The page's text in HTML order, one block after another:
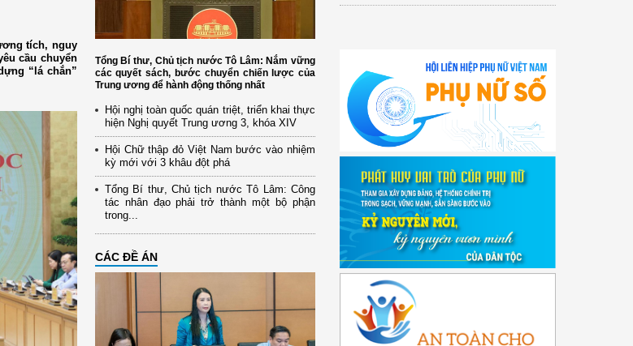
tích, nguy
cầu chuyển
“lá chắn”
Tổng Bí thư, Chủ tịch nước Tô Lâm: Nắm vững
các quyết sách, bước chuyển chiến lược của
Trung ương để hành động thống nhất
Hội nghị toàn quốc quán triệt, triển khai thực
hiện Nghị quyết Trung ương 3, khóa XIV
Hội Chữ thập đỏ Việt Nam bước vào nhiệm
kỳ mới với 3 khâu đột phá
Tổng Bí thư, Chủ tịch nước Tô Lâm: Công
tác nhân đạo phải trở thành một bộ phận
trong...
CÁC ĐỀ ÁN